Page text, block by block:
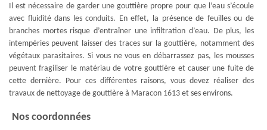
Il est nécessaire de garder une gouttière propre pour que l’eau s’écoule
avec fluidité dans les conduits. En effet, la présence de feuilles ou de
branches mortes risque d’entraîner une infiltration d’eau. De plus, les
intempéries peuvent laisser des traces sur la gouttière, notamment des
végétaux parasitaires. Si vous ne vous en débarrassez pas, les mousses
peuvent fragiliser le matériau de votre gouttière et causer une fuite de
cette dernière. Pour ces différentes raisons, vous devez réaliser des
travaux de nettoyage de gouttière à Maracon 1613 et ses environs.
Nos coordonnées